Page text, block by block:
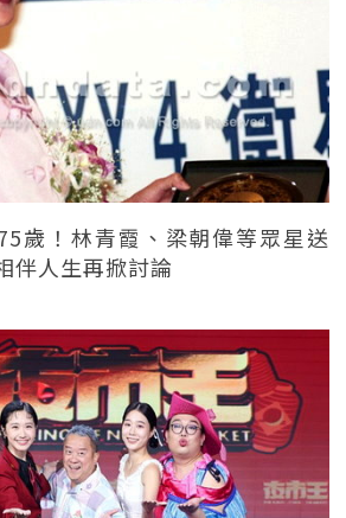
歲！林青霞、梁朝偉等眾星送
人生再掀討論